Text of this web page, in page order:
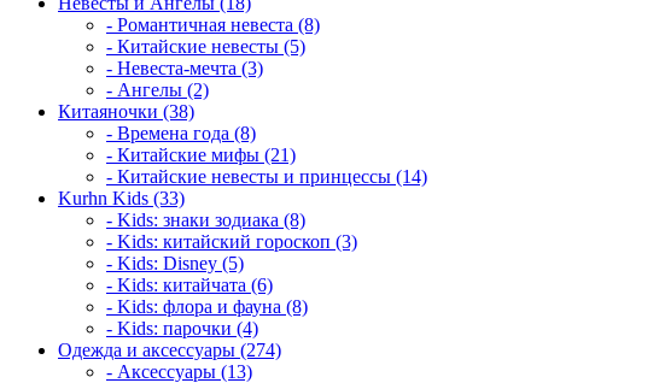
- Романтичная невеста (8)
- Китайские невесты (5)
- Невеста-мечта (3)
- Ангелы (2)
Китаяночки (38)
- Времена года (8)
- Китайские мифы (21)
- Китайские невесты и принцессы (14)
Kurhn Kids (33)
- Kids: знаки зодиака (8)
- Kids: китайский гороскоп (3)
- Kids: Disney (5)
- Kids: китайчата (6)
- Kids: флора и фауна (8)
- Kids: парочки (4)
Одежда и аксессуары (274)
- Аксессуары (13)